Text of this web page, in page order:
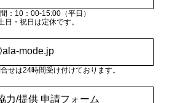
：10：00-15:00（平日）
日・祝日は定休です。
mode.jp
せは24時間受け付けております。
力/提供 申請フォーム